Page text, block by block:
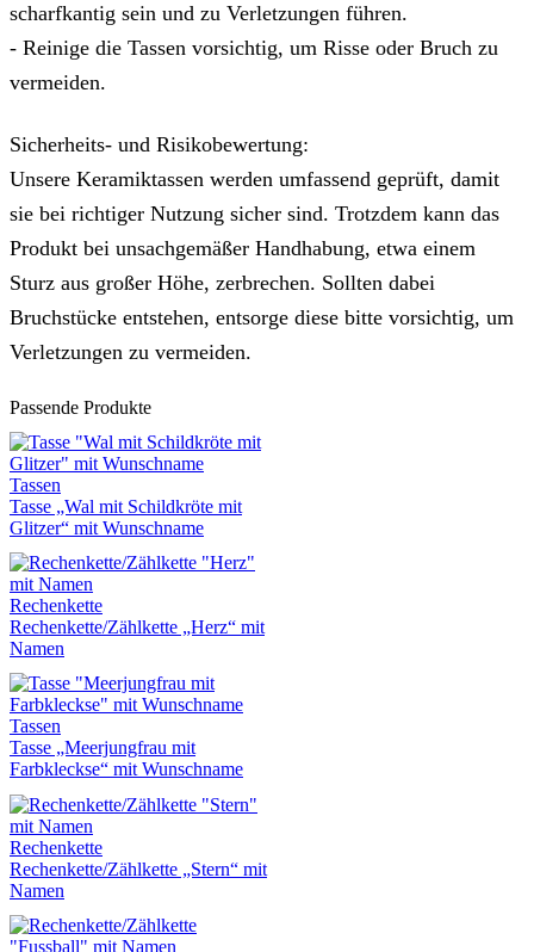
scharfkantig sein und zu Verletzungen führen.
- Reinige die Tassen vorsichtig, um Risse oder Bruch zu
vermeiden.
Sicherheits- und Risikobewertung:
Unsere Keramiktassen werden umfassend geprüft, damit
sie bei richtiger Nutzung sicher sind. Trotzdem kann das
Produkt bei unsachgemäßer Handhabung, etwa einem
Sturz aus großer Höhe, zerbrechen. Sollten dabei
Bruchstücke entstehen, entsorge diese bitte vorsichtig, um
Verletzungen zu vermeiden.
Passende Produkte
Tassen
Tasse „Wal mit Schildkröte mit
Glitzer“ mit Wunschname
Rechenkette
Rechenkette/Zählkette „Herz“ mit
Namen
Tassen
Tasse „Meerjungfrau mit
Farbkleckse“ mit Wunschname
Rechenkette
Rechenkette/Zählkette „Stern“ mit
Namen